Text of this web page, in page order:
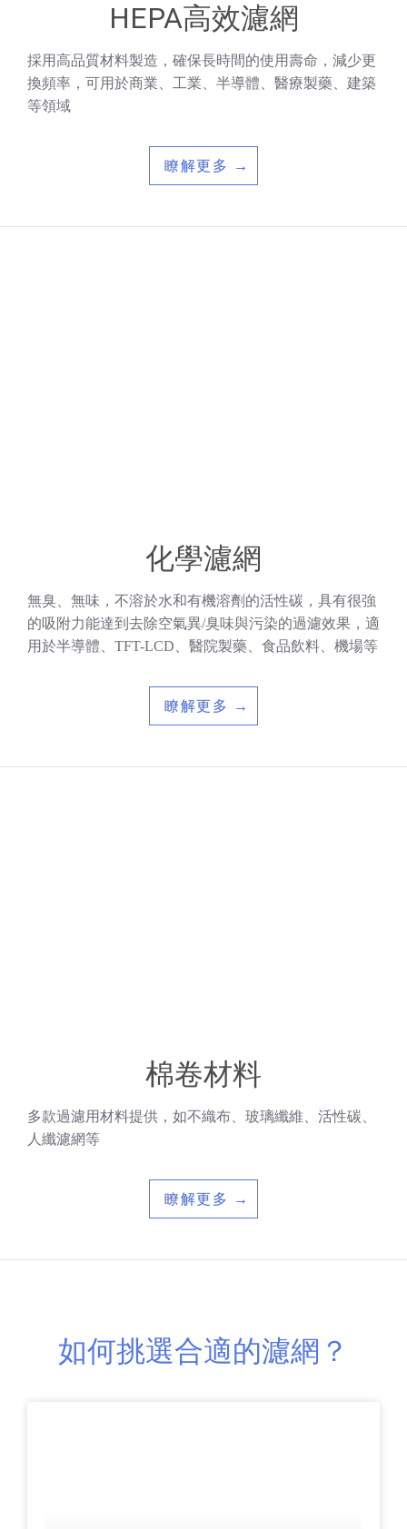
HEPA高效濾網
採用高品質材料製造，確保長時間的使用壽命，減少更
換頻率，可用於商業、工業、半導體、醫療製藥、建築
等領域
瞭解更多 →
化學濾網
無臭、無味，不溶於水和有機溶劑的活性碳，具有很強
的吸附力能達到去除空氣異/臭味與污染的過濾效果，適
用於半導體、TFT-LCD、醫院製藥、食品飲料、機場等
瞭解更多 →
棉卷材料
多款過濾用材料提供，如不織布、玻璃纖維、活性碳、
人纖濾網等
瞭解更多 →
如何挑選合適的濾網？